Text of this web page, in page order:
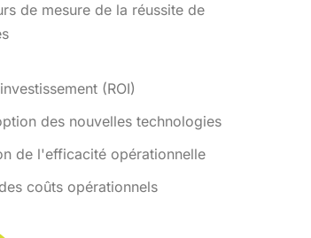
de mesure de la réussite de
(ROI)
des nouvelles technologies
de l'efficacité opérationnelle
coûts opérationnels